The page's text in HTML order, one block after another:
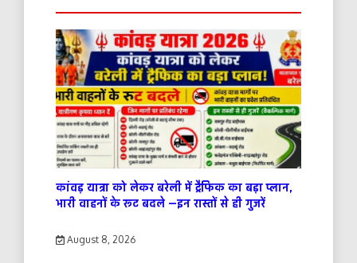
कांवड़ यात्रा को लेकर बरेली में ट्रैफिक का बड़ा प्लान,
भारी वाहनों के रूट बदले —इन रास्तों से ही गुजरें
August 8, 2026